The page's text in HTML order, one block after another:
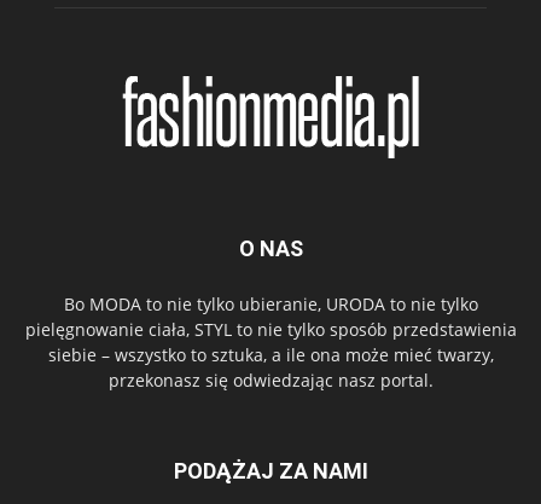
O NAS
Bo MODA to nie tylko ubieranie, URODA to nie tylko
pielęgnowanie ciała, STYL to nie tylko sposób przedstawienia
siebie – wszystko to sztuka, a ile ona może mieć twarzy,
przekonasz się odwiedzając nasz portal.
PODĄŻAJ ZA NAMI